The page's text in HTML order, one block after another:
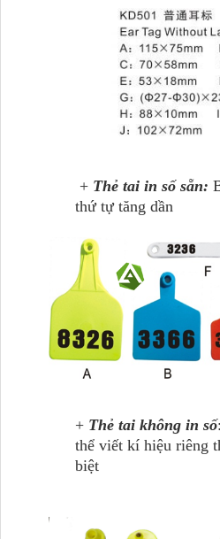
+ Thẻ tai in số sẵn:
thứ tự tăng dần
+ Thẻ tai không in số
thể viết kí hiệu riêng
biệt